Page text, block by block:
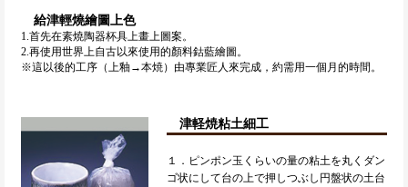
給津輕燒繪圖上色
1.首先在素燒陶器杯具上畫上圖案。
2.再使用世界上自古以來使用的顏料鈷藍繪圖。
※這以後的工序（上釉→本焼）由專業匠人來完成，約需用一個月的時間。
津軽焼粘土細工
１．ピンポン玉くらいの量の粘土を丸くダン
ゴ状にして台の上で押しつぶし円盤状の土台